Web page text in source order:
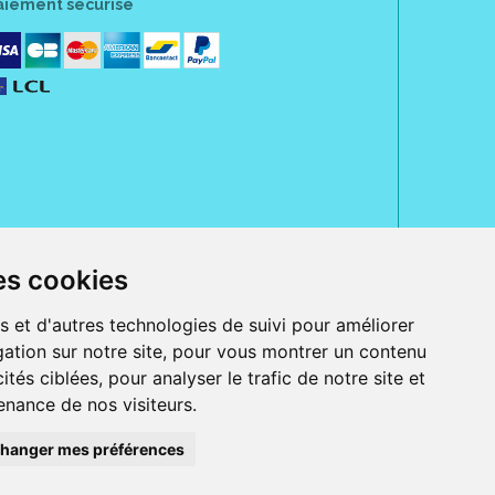
cookies
et d'autres technologies de suivi pour améliorer
sur notre site, pour vous montrer un contenu
ciblées, pour analyser le trafic de notre site et
de nos visiteurs.
mes préférences
sécurisé
Jeanne d' Harcourt, 80300 Albert.
ordonnance.
et iPod touch), ou sur Google Play (pour Androïd 5.0 ou version
Bancontact, PayPal.
beauté et bien-être ainsi que différents services : suivi personnalisé,
la peau, des cheveux...), mesure de la glycémie, perruques.
Pharmactiv réunit près de 1500 adhérents pharmaciens autour d' un
médical sous sa marque BetterLife.